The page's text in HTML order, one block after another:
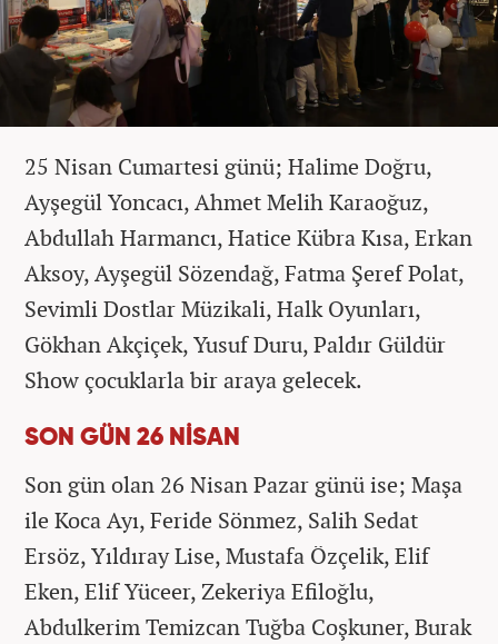
25 Nisan Cumartesi günü; Halime Doğru,
Ayşegül Yoncacı, Ahmet Melih Karaoğuz,
Abdullah Harmancı, Hatice Kübra Kısa, Erkan
Aksoy, Ayşegül Sözendağ, Fatma Şeref Polat,
Sevimli Dostlar Müzikali, Halk Oyunları,
Gökhan Akçiçek, Yusuf Duru, Paldır Güldür
Show çocuklarla bir araya gelecek.
SON GÜN 26 NİSAN
Son gün olan 26 Nisan Pazar günü ise; Maşa
ile Koca Ayı, Feride Sönmez, Salih Sedat
Ersöz, Yıldıray Lise, Mustafa Özçelik, Elif
Eken, Elif Yüceer, Zekeriya Efiloğlu,
Abdulkerim Temizcan Tuğba Coşkuner, Burak